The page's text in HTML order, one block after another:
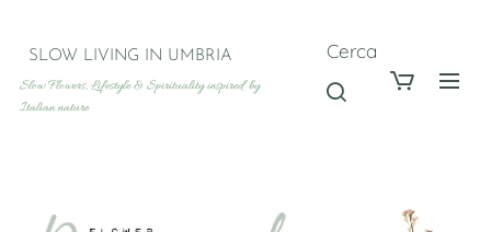
SLOW LIVING IN UMBRIA
Slow Flowers, Lifestyle & Spirituality inspired by
Italian nature
Cerca